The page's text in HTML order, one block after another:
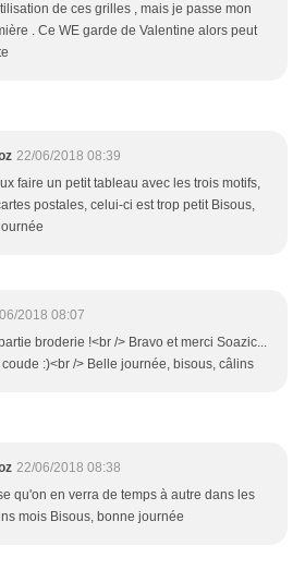
de ces grilles , mais je passe mon
. Ce WE garde de Valentine alors peut
22/06/2018 08:39
faire un petit tableau avec les trois motifs,
postales, celui-ci est trop petit Bisous,
2018 08:07
broderie !<br /> Bravo et merci Soazic...
:)<br /> Belle journée, bisous, câlins
22/06/2018 08:38
qu'on en verra de temps à autre dans les
mois Bisous, bonne journée